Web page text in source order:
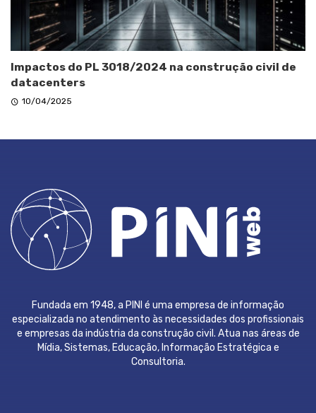
Impactos do PL 3018/2024 na construção civil de
datacenters
10/04/2025
Fundada em 1948, a PINI é uma empresa de informação
especializada no atendimento às necessidades dos profissionais
e empresas da indústria da construção civil. Atua nas áreas de
Mídia, Sistemas, Educação, Informação Estratégica e
Consultoria.